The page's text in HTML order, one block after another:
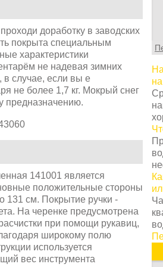
доработку в заводских
покрыта специальным
характеристики
не надевая зимних
в случае, если вы е
не более 1,7 кг. Мокрый снег
предназначению.
141001 является
положительные стороны
131 см. Покрытие ручки -
На черенке предусмотрена
при помощи рукавиц,
широкому полю
используется
вес инструмента